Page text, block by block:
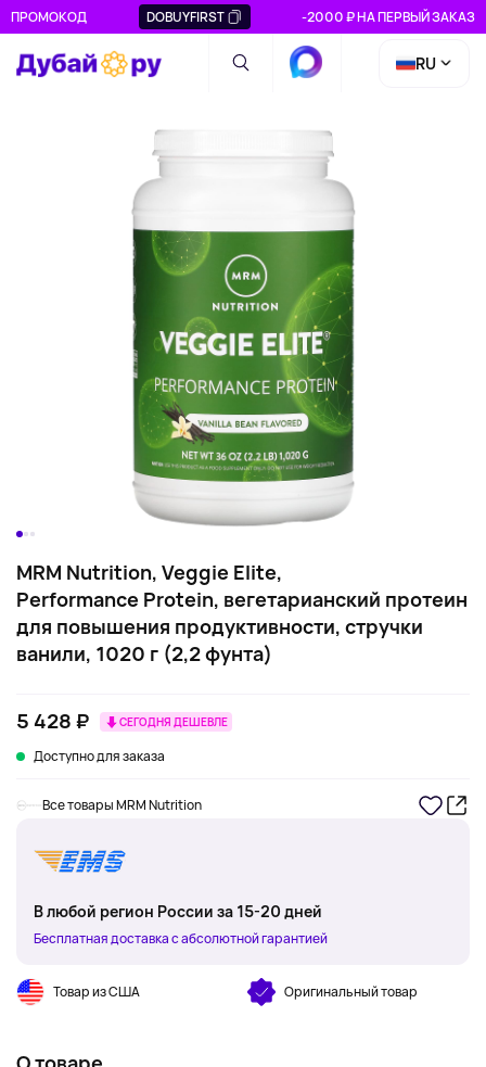
ПРОМОКОД DOBUYFIRST -2000 ₽ НА ПЕРВЫЙ ЗАКАЗ
RU
MRM Nutrition, Veggie Elite,
Performance Protein, вегетарианский протеин
для повышения продуктивности, стручки
ванили, 1020 г (2,2 фунта)
5 428 ₽ СЕГОДНЯ ДЕШЕВЛЕ
Доступно для заказа
Все товары MRM Nutrition
В любой регион России за 15-20 дней
Бесплатная доставка с абсолютной гарантией
Товар из США Оригинальный товар